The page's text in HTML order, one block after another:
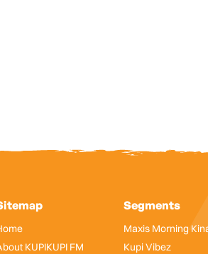
KUPIKUPI FM
Segments
Maxis Morning
Kupi Vibez